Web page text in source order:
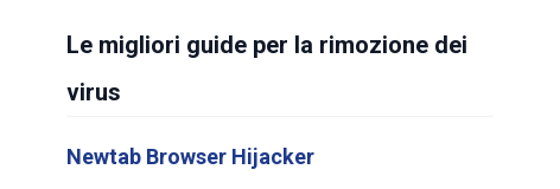
Le migliori guide per la rimozione dei
virus
Newtab Browser Hijacker